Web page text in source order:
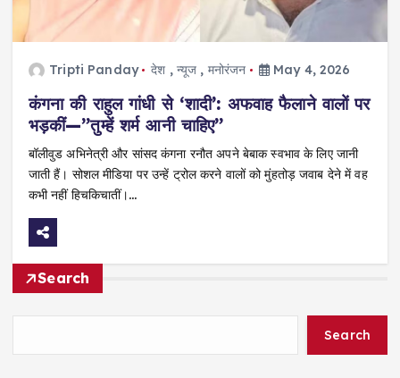
Tripti Panday देश , न्यूज , मनोरंजन May 4, 2026
कंगना की राहुल गांधी से ‘शादी’: अफवाह फैलाने वालों पर
भड़कीं—”तुम्हें शर्म आनी चाहिए”
बॉलीवुड अभिनेत्री और सांसद कंगना रनौत अपने बेबाक स्वभाव के लिए जानी
जाती हैं। सोशल मीडिया पर उन्हें ट्रोल करने वालों को मुंहतोड़ जवाब देने में वह
कभी नहीं हिचकिचातीं।…
Search
Search